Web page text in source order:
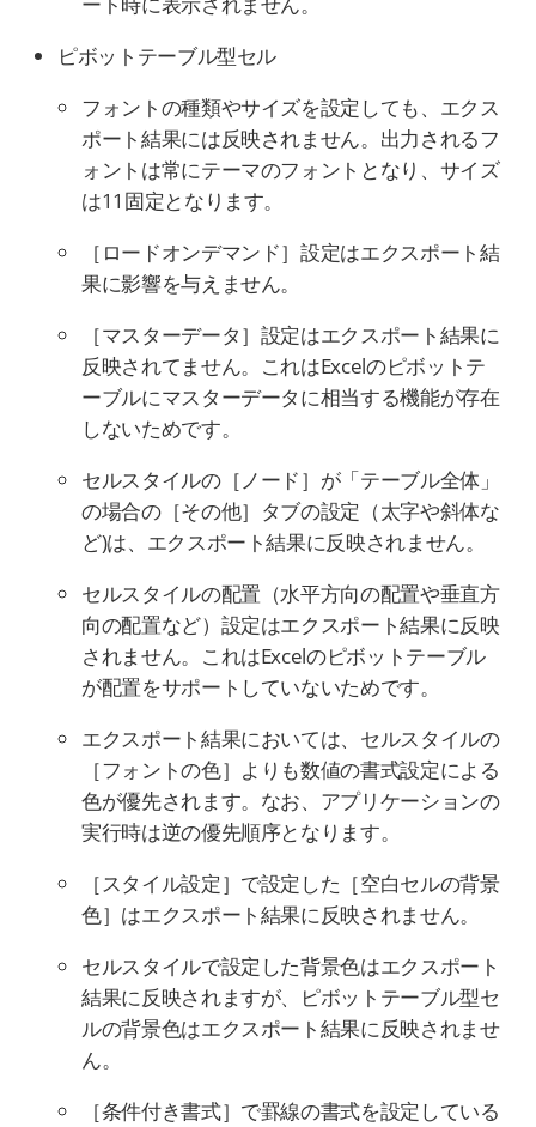
ピボットテーブル型セル
フォントの種類やサイズを設定しても、エクス
ポート結果には反映されません。出力されるフ
ォントは常にテーマのフォントとなり、サイズ
は11固定となります。
［ロードオンデマンド］設定はエクスポート結
果に影響を与えません。
［マスターデータ］設定はエクスポート結果に
反映されてません。これはExcelのピボットテ
ーブルにマスターデータに相当する機能が存在
しないためです。
セルスタイルの［ノード］が「テーブル全体」
の場合の［その他］タブの設定（太字や斜体な
ど)は、エクスポート結果に反映されません。
セルスタイルの配置（水平方向の配置や垂直方
向の配置など）設定はエクスポート結果に反映
されません。これはExcelのピボットテーブル
が配置をサポートしていないためです。
エクスポート結果においては、セルスタイルの
［フォントの色］よりも数値の書式設定による
色が優先されます。なお、アプリケーションの
実行時は逆の優先順序となります。
［スタイル設定］で設定した［空白セルの背景
色］はエクスポート結果に反映されません。
セルスタイルで設定した背景色はエクスポート
結果に反映されますが、ピボットテーブル型セ
ルの背景色はエクスポート結果に反映されませ
ん。
［条件付き書式］で罫線の書式を設定している